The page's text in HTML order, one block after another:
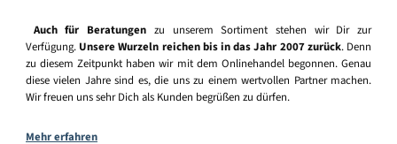
Auch für Beratungen zu unserem Sortiment stehen wir Dir zur
Verfügung. Unsere Wurzeln reichen bis in das Jahr 2007 zurück. Denn
zu diesem Zeitpunkt haben wir mit dem Onlinehandel begonnen. Genau
diese vielen Jahre sind es, die uns zu einem wertvollen Partner machen.
Wir freuen uns sehr Dich als Kunden begrüßen zu dürfen.
Mehr erfahren